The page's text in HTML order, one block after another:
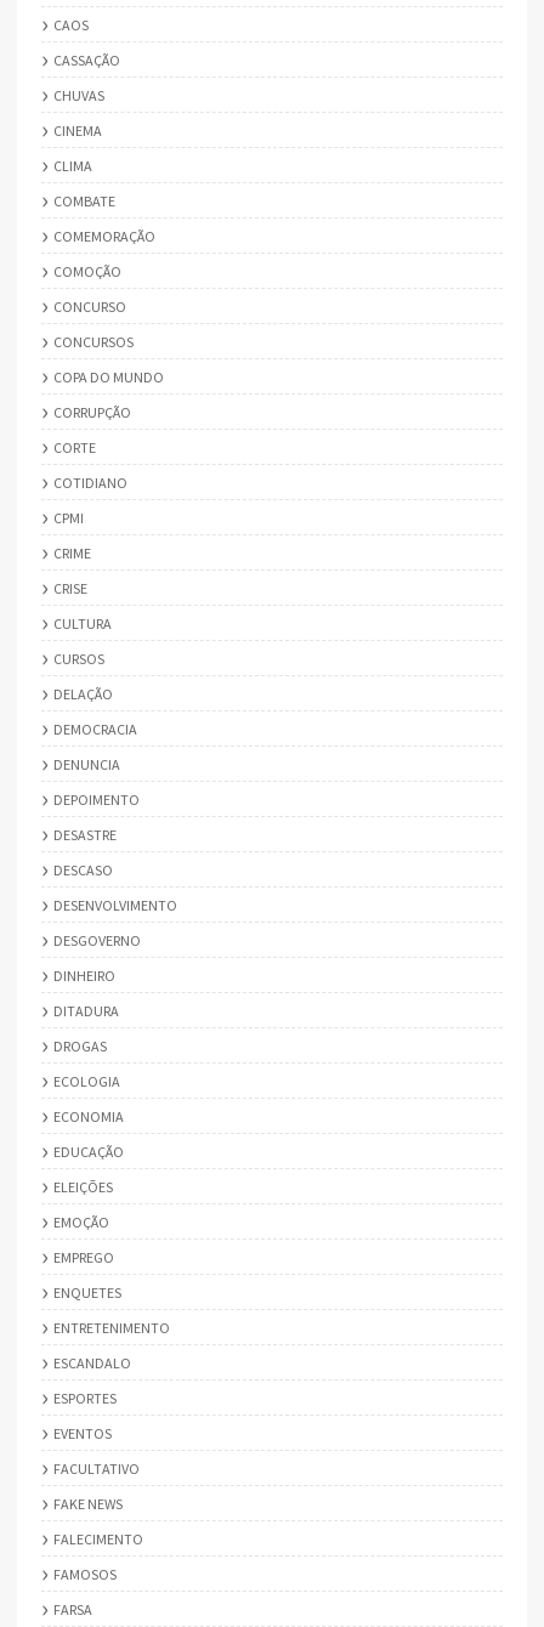
CAOS
CASSAÇÃO
CHUVAS
CINEMA
CLIMA
COMBATE
COMEMORAÇÃO
COMOÇÃO
CONCURSO
CONCURSOS
COPA DO MUNDO
CORRUPÇÃO
CORTE
COTIDIANO
CPMI
CRIME
CRISE
CULTURA
CURSOS
DELAÇÃO
DEMOCRACIA
DENUNCIA
DEPOIMENTO
DESASTRE
DESCASO
DESENVOLVIMENTO
DESGOVERNO
DINHEIRO
DITADURA
DROGAS
ECOLOGIA
ECONOMIA
EDUCAÇÃO
ELEIÇÕES
EMOÇÃO
EMPREGO
ENQUETES
ENTRETENIMENTO
ESCANDALO
ESPORTES
EVENTOS
FACULTATIVO
FAKE NEWS
FALECIMENTO
FAMOSOS
FARSA